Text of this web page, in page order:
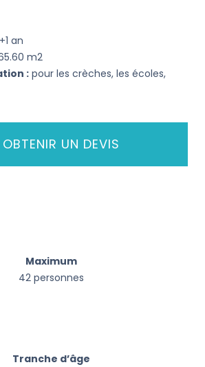
+1 an
m2
: pour les crèches, les écoles,
OBTENIR UN DEVIS
Maximum
42 personnes
Tranche d’âge